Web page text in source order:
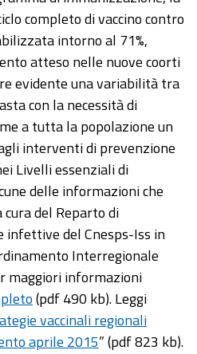
completo di vaccino contro
intorno al 71%,
atteso nelle nuove coorti
evidente una variabilità tra
con la necessità di
a tutta la popolazione un
interventi di prevenzione
Livelli essenziali di
delle informazioni che
del Reparto di
infettive del Cnesps-Iss in
Interregionale
maggiori informazioni
(pdf 490 kb). Leggi
vaccinali regionali
aprile 2015” (pdf 823 kb).